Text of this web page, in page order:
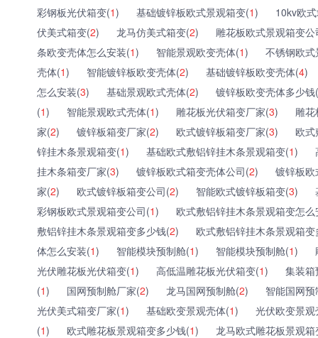
彩钢板光伏箱变(1) 基础镀锌板欧式景观箱变(1)
10kv欧
伏美式箱变(2) 龙马仿美式箱变(2)
雕花板欧式景观箱变公
条欧变壳体怎么安装(1) 智能景观欧变壳体(1)
不锈钢欧
壳体(1) 智能镀锌板欧变壳体(2) 基础镀锌板欧变壳体(4)
怎么安装(3) 基础景观欧式壳体(2)
镀锌板欧变壳体多少钱(
(1) 智能景观欧式壳体(1) 雕花板光伏箱变厂家(3)
雕
家(2) 镀锌板箱变厂家(2) 欧式镀锌板箱变厂家(3)
欧式
锌挂木条景观箱变(1) 基础欧式敷铝锌挂木条景观箱变(1)
挂木条箱变厂家(3) 镀锌板欧式箱变壳体公司(2)
镀锌板
家(2) 欧式镀锌板箱变公司(2) 智能欧式镀锌板箱变(3)
彩钢板欧式景观箱变公司(1)
欧式敷铝锌挂木条景观箱变怎
敷铝锌挂木条景观箱变多少钱(2)
欧式敷铝锌挂木条景观箱
体怎么安装(1) 智能模块预制舱(1) 智能模块预制舱(1)
光伏雕花板光伏箱变(1) 高低温雕花板光伏箱变(1)
集装
(1) 国网预制舱厂家(2) 龙马国网预制舱(2)
智能国网
光伏美式箱变厂家(1) 基础欧变景观壳体(1)
光伏欧变景
(1) 欧式雕花板景观箱变多少钱(1)
龙马欧式雕花板景观箱